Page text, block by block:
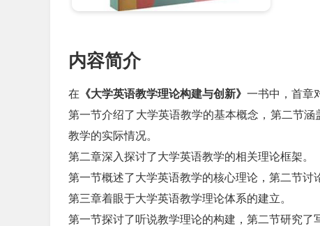
内容简介
在 《大学英语教学理论构建与创新》 一书中，首章
第一节介绍了大学英语教学的基本概念，第二节
教学的实际情况。
第二章深入探讨了大学英语教学的相关理论框架。
第一节概述了大学英语教学的核心理论，第二节讨
第三章着眼于大学英语教学理论体系的建立。
第一节探讨了听说教学理论的构建，第二节研究了